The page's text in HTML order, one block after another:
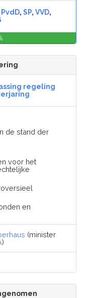
PvdD,SP,VVD,
regeling
de stand der
voor het
en
(minister
)